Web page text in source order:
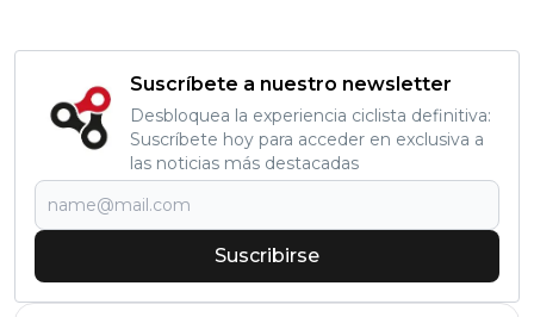
Suscríbete a nuestro newsletter
Desbloquea la experiencia ciclista definitiva:
Suscríbete hoy para acceder en exclusiva a
las noticias más destacadas
Suscribirse